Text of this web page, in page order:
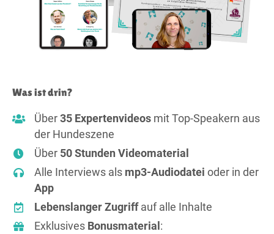
Was ist drin?
Über35 Expertenvideos mit Top-Speakern aus
der Hundeszene
Über 50 Stunden Videomaterial
Alle Interviews als mp3-Audiodatei oder in der
App
Lebenslanger Zugriffauf alle Inhalte
Exklusives Bonusmaterial :